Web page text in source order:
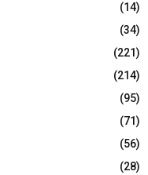
(14)
(34)
(221)
(214)
(95)
(71)
(56)
(28)